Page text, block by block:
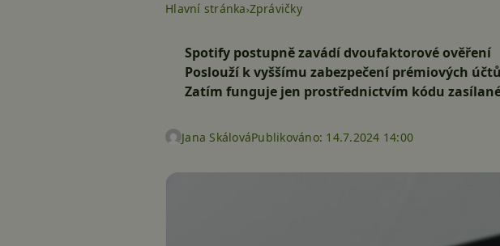
Hlavní stránka Zprávičky
Spotify postupně zavádí dvoufaktorové ověření
Poslouží k vyššímu zabezpečení prémiových účtů
Zatím funguje jen prostřednictvím kódu
Jana SkálováPublikováno: 14.7.2024 14:00